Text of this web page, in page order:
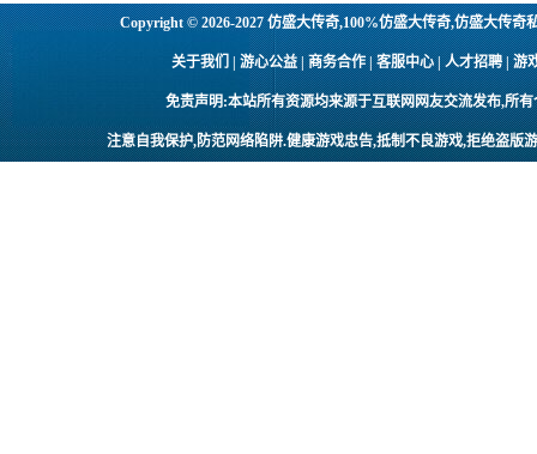
Copyright © 2026-2027仿盛大传奇,100%仿盛大传奇,仿盛大传奇
关于我们 | 游心公益 | 商务合作 | 客服中心 | 人才招聘 |
免责声明:本站所有资源均来源于互联网网友交流发布,所
注意自我保护,防范网络陷阱.健康游戏忠告,抵制不良游戏,拒绝盗版